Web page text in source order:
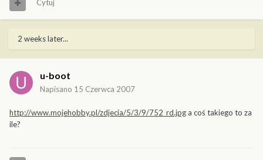
Cytuj
2 weeks later...
u-boot
Napisano 15 Czerwca 2007
http://www.mojehobby.pl/zdjecia/5/3/9/752_rd.jpga coś takiego to za
ile?